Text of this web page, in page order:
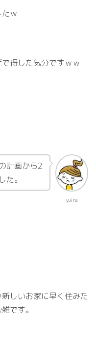
ｗ
得した気分ですｗｗ
yuina
計画から2
た。
しいお家に早く住みた
です。